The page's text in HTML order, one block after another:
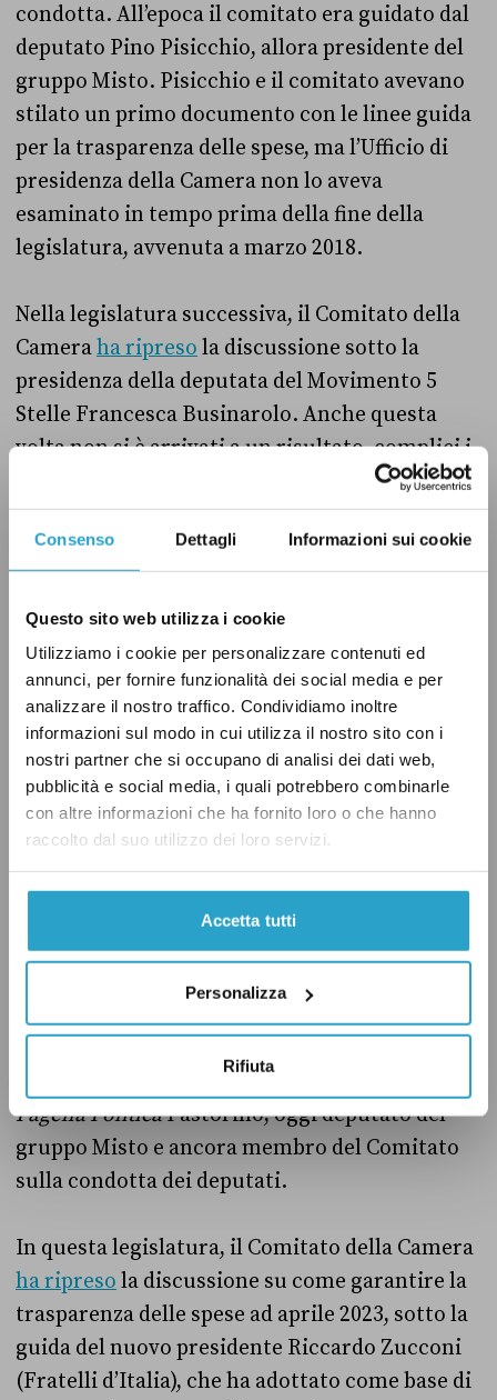
Consenso Dettagli Informazioni sui cookie
Questo sito web utilizza i cookie
Utilizziamo i cookie per personalizzare contenuti ed
annunci, per fornire funzionalità dei social media e per
analizzare il nostro traffico. Condividiamo inoltre
informazioni sul modo in cui utilizza il nostro sito con i
nostri partner che si occupano di analisi dei dati web,
pubblicità e social media, i quali potrebbero combinarle
con altre informazioni che ha fornito loro o che hanno
raccolto dal suo utilizzo dei loro servizi.
Accetta tutti
Personalizza
Rifiuta
condotta. All’epoca il comitato era guidato dal
deputato Pino Pisicchio, allora presidente del
gruppo Misto. Pisicchio e il comitato avevano
stilato un primo documento con le linee guida
per la trasparenza delle spese, ma l’Ufficio di
presidenza della Camera non lo aveva
esaminato in tempo prima della fine della
legislatura, avvenuta a marzo 2018.
Nella legislatura successiva, il Comitato della
Cameraha ripreso la discussione sotto la
presidenza della deputata del Movimento 5
Stelle Francesca Businarolo. Anche questa
volta non si è arrivati a un risultato, complici i
cambi di governo e di maggioranza. Dopo la
caduta del primo governo Conte, sostenuto da
Lega e Movimento 5 Stelle, e la nascita del
secondo governo Conte, sostenuto dal
Movimento 5 Stelle e dal Partito Democratico,
Businaroloè stata sostituitadal deputato Luca
Pastorino, all’epoca eletto con Liberi e Uguali.
A giugno 2022 Pastorinoè riuscito a
presentareall’Ufficio di presidenza della
Camera un testo con le linee guida per la
trasparenza sulle spese dei deputati, che non è
mai stato approvato per via della fine
anticipata della legislatura e a causa di alcune
divisioni all’interno del comitato stesso. «Nella
scorsa legislatura siamo arrivati a proporre un
testo condiviso, nonostante ci fossero idee
spese precise da rendicontare», ha spiegato a
Pagella PoliticaPastorino, oggi deputato del
gruppo Misto e ancora membro del Comitato
sulla condotta dei deputati.
In questa legislatura, il Comitato della Camera
ha ripreso la discussione su come garantire la
trasparenza delle spese ad aprile 2023, sotto la
guida del nuovo presidente Riccardo Zucconi
(Fratelli d’Italia), che ha adottato come base di